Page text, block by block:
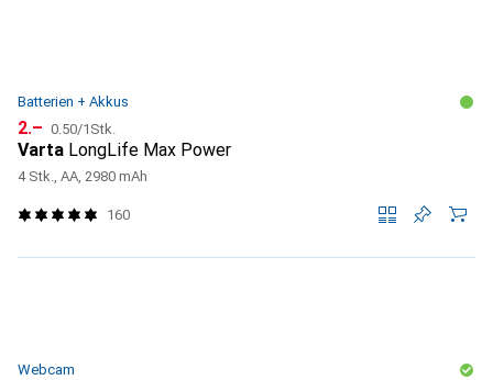
Batterien + Akkus
CHF
2.– CHF
0.50/1Stk.
Varta LongLife Max Power
4 Stk., AA, 2980 mAh
160
Webcam